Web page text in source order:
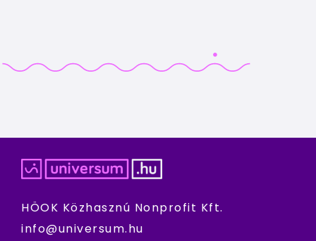
HÖOK Közhasznú Nonprofit Kft.
info@universum.hu